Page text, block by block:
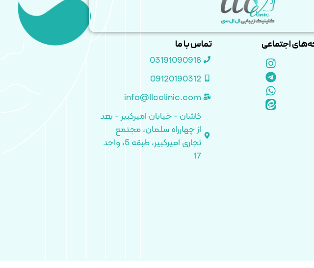
اجتماعی تماس با ما
03191090918
09120190312
info@llcclinic.com
کاشان - خیابان امیرکبیر - بعد
از چهارراه سلمان، مجتمع
تجاری امیرکبیر، طبقه 5، واحد
17